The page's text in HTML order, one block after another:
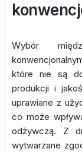
Wybór
które nie są
produkcji i
uprawiane z
co może
odżywczą. Z
wytwarzane